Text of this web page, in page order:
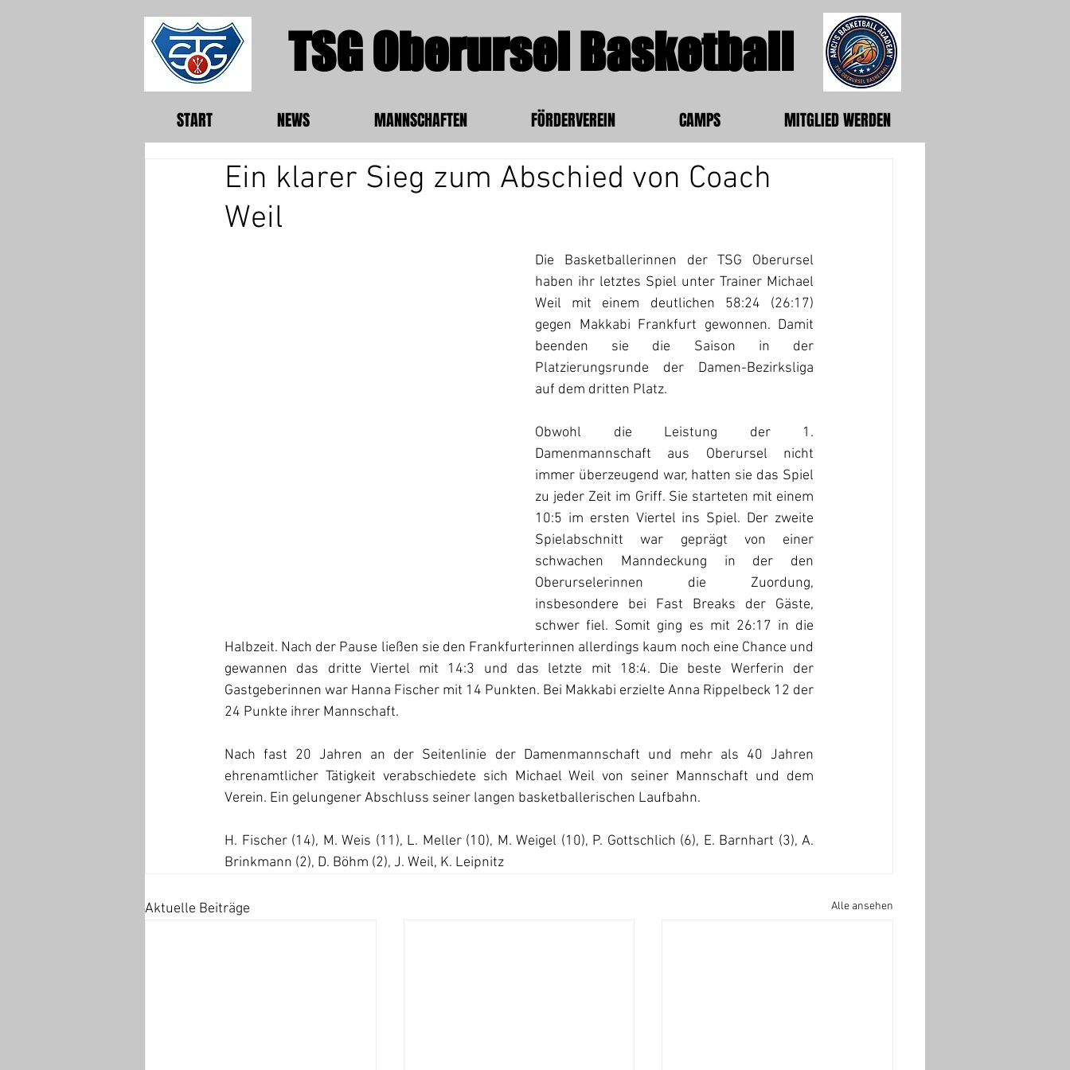
TSG Oberursel Basketball
START NEWS MANNSCHAFTEN FÖRDERVEREIN CAMPS MITGLIED WERDEN
Ein klarer Sieg zum Abschied von Coach
Weil
Die Basketballerinnen der TSG Oberursel
haben ihr letztes Spiel unter Trainer Michael
Weil mit einem deutlichen 58:24 (26:17)
gegen Makkabi Frankfurt gewonnen. Damit
beenden sie die Saison in der
Platzierungsrunde der Damen-Bezirksliga
auf dem dritten Platz.
Obwohl die Leistung der 1.
Damenmannschaft aus Oberursel nicht
immer überzeugend war, hatten sie das Spiel
zu jeder Zeit im Griff. Sie starteten mit einem
10:5 im ersten Viertel ins Spiel. Der zweite
Spielabschnitt war geprägt von einer
schwachen Manndeckung in der den
Oberurselerinnen die Zuordung,
insbesondere bei Fast Breaks der Gäste,
schwer fiel. Somit ging es mit 26:17 in die
Halbzeit. Nach der Pause ließen sie den Frankfurterinnen allerdings kaum noch eine Chance und
gewannen das dritte Viertel mit 14:3 und das letzte mit 18:4. Die beste Werferin der
Gastgeberinnen war Hanna Fischer mit 14 Punkten. Bei Makkabi erzielte Anna Rippelbeck 12 der
24 Punkte ihrer Mannschaft.
Nach fast 20 Jahren an der Seitenlinie der Damenmannschaft und mehr als 40 Jahren
ehrenamtlicher Tätigkeit verabschiedete sich Michael Weil von seiner Mannschaft und dem
Verein. Ein gelungener Abschluss seiner langen basketballerischen Laufbahn.
H. Fischer (14), M. Weis (11), L. Meller (10), M. Weigel (10), P. Gottschlich (6), E. Barnhart (3), A.
Brinkmann (2), D. Böhm (2), J. Weil, K. Leipnitz
Aktuelle Beiträge Alle ansehen